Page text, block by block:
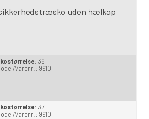
uden hælkap
: 36
Varenr.: 9910
: 37
Varenr.: 9910